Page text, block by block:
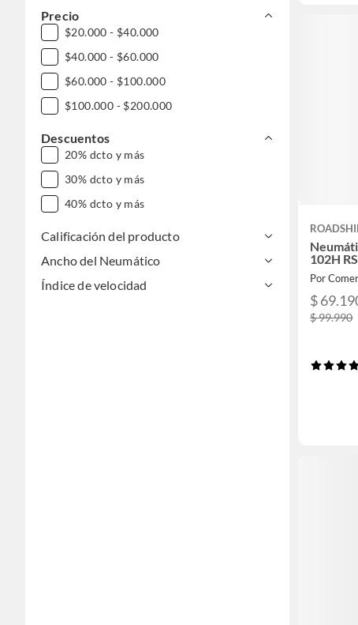
Precio
$20.000 - $40.000
$40.000 - $60.000
$60.000 - $100.000
$100.000 - $200.000
Descuentos
20% dcto y más
30% dcto y más
40% dcto y más
Calificación del producto
Ancho del Neumático
Índice de velocidad
102H
Por
$
$ 99.990